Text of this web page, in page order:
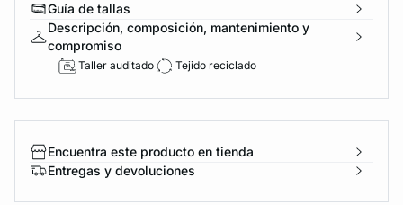
Guía de tallas
Descripción, composición, mantenimiento y
compromiso
Taller auditado Tejido reciclado
Encuentra este producto en tienda
Entregas y devoluciones